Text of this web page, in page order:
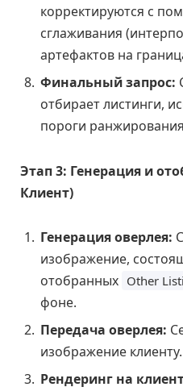
корректируются с
сглаживания
артефактов на
Финальный запрос:
отбирает листинги,
пороги
Этап 3: Генерация и
Клиент)
Генерация оверлея:
изображение,
отобранных Other
фоне.
Передача оверлея:
изображение клиенту.
Рендеринг на